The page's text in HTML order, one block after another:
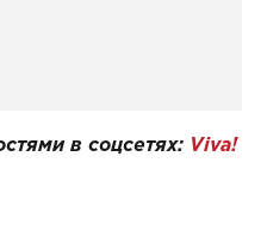
в соцсетях: Viva!